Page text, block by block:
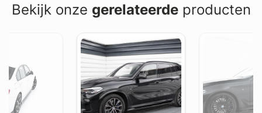
Bekijk onze gerelateerdeproducten